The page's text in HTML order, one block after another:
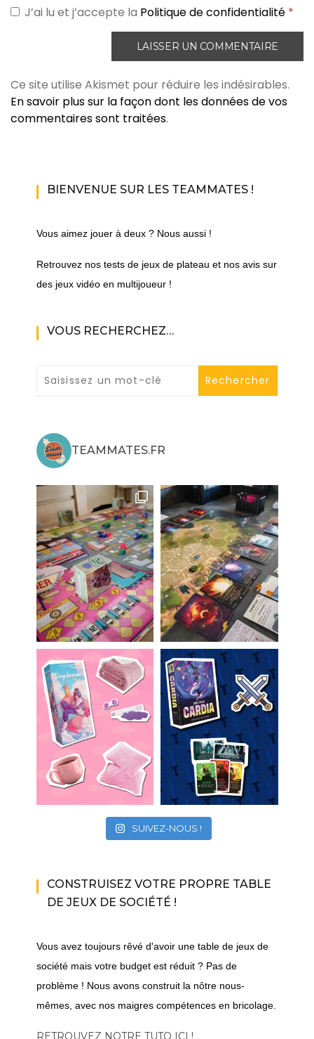
J’ai lu et j’accepte la Politique de confidentialité *
Ce site utilise Akismet pour réduire les indésirables.
En savoir plus sur la façon dont les données de vos
commentaires sont traitées.
BIENVENUE SUR LES TEAMMATES !
Vous aimez jouer à deux ? Nous aussi !
Retrouvez nos tests de jeux de plateau et nos avis sur
des jeux vidéo en multijoueur !
VOUS RECHERCHEZ…
TEAMMATES.FR
SUIVEZ-NOUS !
CONSTRUISEZ VOTRE PROPRE TABLE
DE JEUX DE SOCIÉTÉ !
Vous avez toujours rêvé d'avoir une table de jeux de
société mais votre budget est réduit ? Pas de
problème ! Nous avons construit la nôtre nous-
mêmes, avec nos maigres compétences en bricolage.
RETROUVEZ NOTRE TUTO ICI !